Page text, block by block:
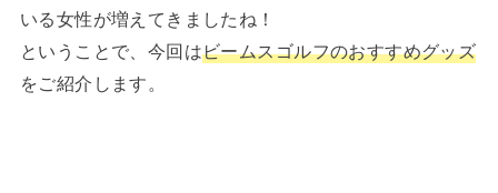
いる女性が増えてきましたね！
ということで、今回はビームスゴルフのおすすめグッズ
をご紹介します。